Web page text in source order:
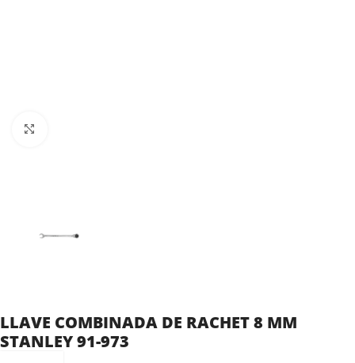
LLAVE COMBINADA DE RACHET 8 MM
STANLEY 91-973